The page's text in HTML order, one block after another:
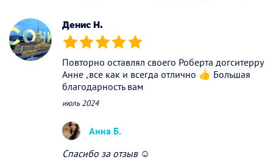
Денис Н.
(*) (*) (*) (*) (*)
Повторно оставлял своего Роберта догситерру
Анне ,все как и всегда отлично 👍 Большая
благодарность вам
июль 2024
Анна Б.
Спасибо за отзыв ☺️